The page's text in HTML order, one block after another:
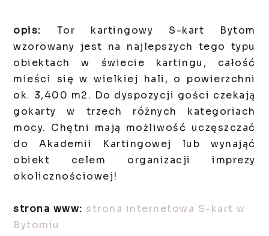
opis: Tor kartingowy S-kart Bytom
wzorowany jest na najlepszych tego typu
obiektach w świecie kartingu, całość
mieści się w wielkiej hali, o powierzchni
ok. 3,400 m2. Do dyspozycji gości czekają
gokarty w trzech różnych kategoriach
mocy. Chętni mają możliwość uczęszczać
do Akademii Kartingowej lub wynająć
obiekt celem organizacji imprezy
okolicznościowej!
strona www: strona internetowa S-kart w
Bytomiu